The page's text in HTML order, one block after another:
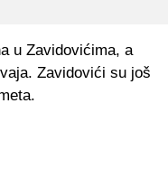
u Zavidovićima, a
Zavidovići su još